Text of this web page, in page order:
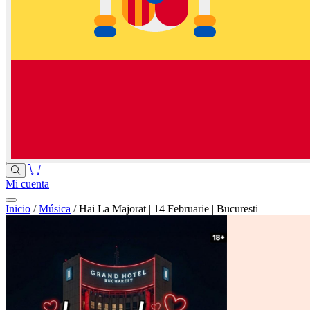
Mi cuenta
Inicio / Música / Hai La Majorat | 14 Februarie | Bucuresti